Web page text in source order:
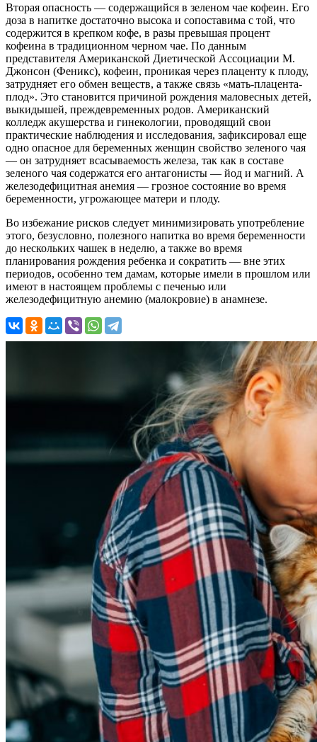
Вторая опасность — содержащийся в зеленом чае кофеин. Его
доза в напитке достаточно высока и сопоставима с той, что
содержится в крепком кофе, в разы превышая процент
кофеина в традиционном черном чае. По данным
представителя Американской Диетической Ассоциации М.
Джонсон (Феникс), кофеин, проникая через плаценту к плоду,
затрудняет его обмен веществ, а также связь «мать-плацента-
плод». Это становится причиной рождения маловесных детей,
выкидышей, преждевременных родов. Американский
колледж акушерства и гинекологии, проводящий свои
практические наблюдения и исследования, зафиксировал еще
одно опасное для беременных женщин свойство зеленого чая
— он затрудняет всасываемость железа, так как в составе
зеленого чая содержатся его антагонисты — йод и магний. А
железодефицитная анемия — грозное состояние во время
беременности, угрожающее матери и плоду.
Во избежание рисков следует минимизировать употребление
этого, безусловно, полезного напитка во время беременности
до нескольких чашек в неделю, а также во время
планирования рождения ребенка и сократить — вне этих
периодов, особенно тем дамам, которые имели в прошлом или
имеют в настоящем проблемы с печенью или
железодефицитную анемию (малокровие) в анамнезе.